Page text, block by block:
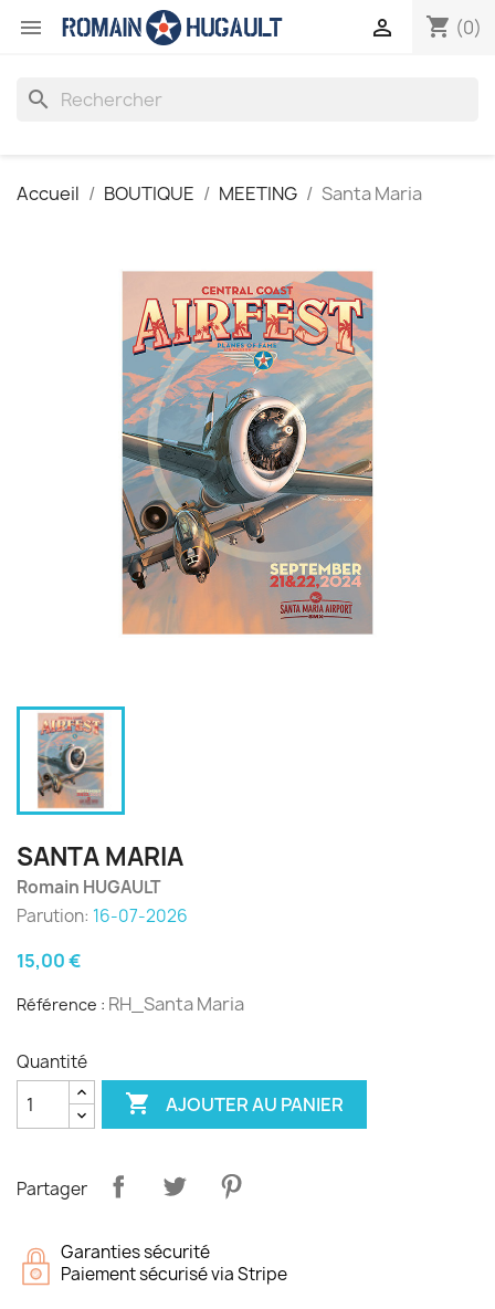
 shopping_cart (0)

search
Accueil BOUTIQUE MEETING Santa Maria
SANTA MARIA
Romain HUGAULT
Parution: 16-07-2026
15,00 €
Référence : RH_Santa Maria
Quantité
 AJOUTER AU PANIER
Partager
Garanties sécurité
Paiement sécurisé via Stripe